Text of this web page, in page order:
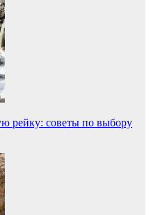
рейку: советы по выбору